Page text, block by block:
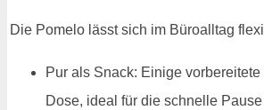
Die Pomelo lässt sich im Büroalltag
Pur als Snack: Einige
Dose, ideal für die schnelle